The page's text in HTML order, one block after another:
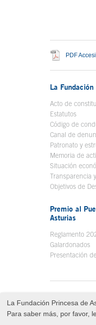
PDF
La Fundación
Acto de
Estatutos
Código de
Canal de
Patronato y
Memoria de
Situación
Transparencia
Objetivos de
Premio al
Asturias
Reglamento
Galardonados
Presentación
Fin menú pie
© Copyright Sat
La Fundación Princesa de
Para saber más, por favor,